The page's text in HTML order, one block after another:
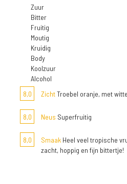
Zuur
Bitter
Fruitig
Moutig
Kruidig
Body
Koolzuur
Alcohol
8,0
ZichtTroebel oranje, met
8,0 Neus Superfruitig
8,0 Smaak Heel veel tropische
zacht, hoppig en fijn bittertje!